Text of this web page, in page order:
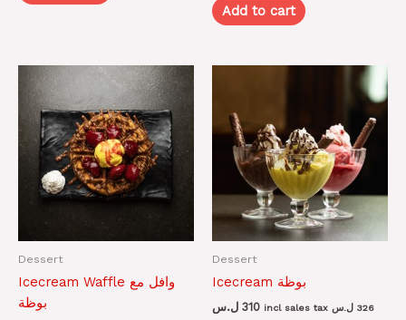
Add to cart
Dessert
Icecream Waffle وافل مع
بوظة
Dessert
Icecream بوظة
310 ل.س incl sales tax 326 ل.س